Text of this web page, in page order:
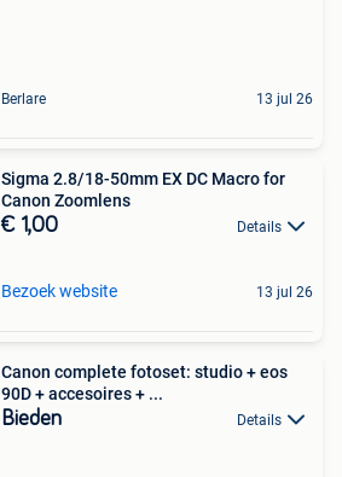
Berlare 13 jul 26
Sigma 2.8/18-50mm EX DC Macro for
Canon Zoomlens
€ 1,00 Details
Bezoek website 13 jul 26
Canon complete fotoset: studio + eos
90D + accesoires + ...
Bieden Details